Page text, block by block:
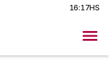
16:17HS